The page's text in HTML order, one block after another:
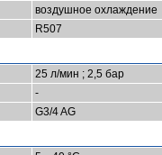
воздушное охлаждение
R507
25 л/мин ; 2,5 бар
-
G3/4 AG